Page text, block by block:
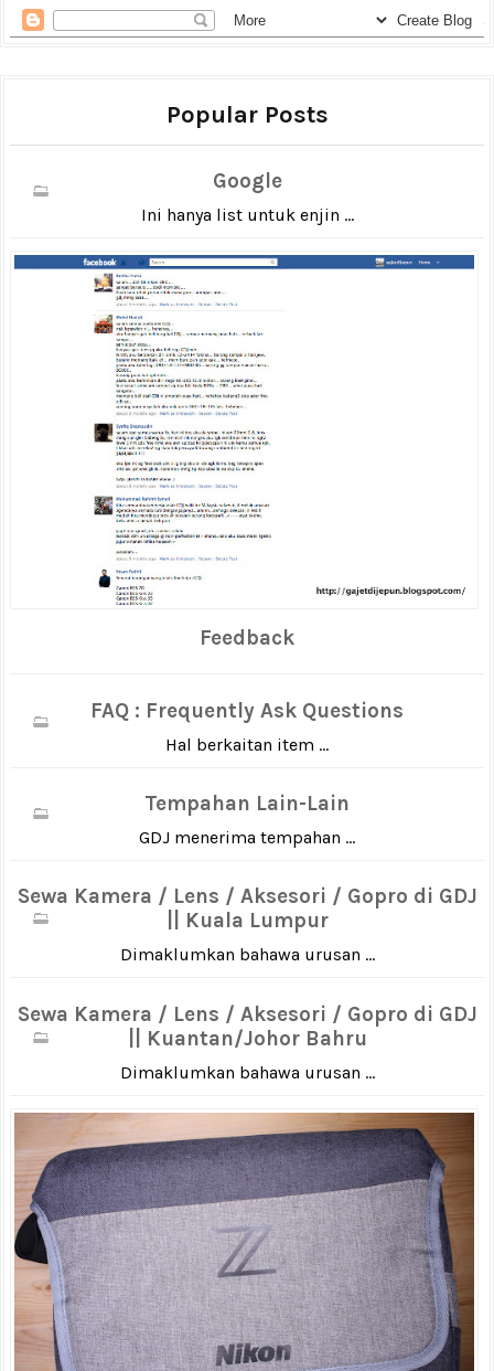
Popular Posts
Google
Ini hanya list untuk enjin ...
Feedback
FAQ : Frequently Ask Questions
Hal berkaitan item ...
Tempahan Lain-Lain
GDJ menerima tempahan ...
Sewa Kamera / Lens / Aksesori / Gopro di GDJ
|| Kuala Lumpur
Dimaklumkan bahawa urusan ...
Sewa Kamera / Lens / Aksesori / Gopro di GDJ
|| Kuantan/Johor Bahru
Dimaklumkan bahawa urusan ...